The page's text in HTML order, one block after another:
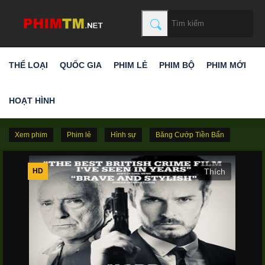
THỂ LOẠI QUỐC GIA PHIM LẺ PHIM BỘ PHIM MỚI
HOẠT HÌNH
Xem phim Phim lẻ Hình sự Băng Cướp Tiền Bẩn
HD